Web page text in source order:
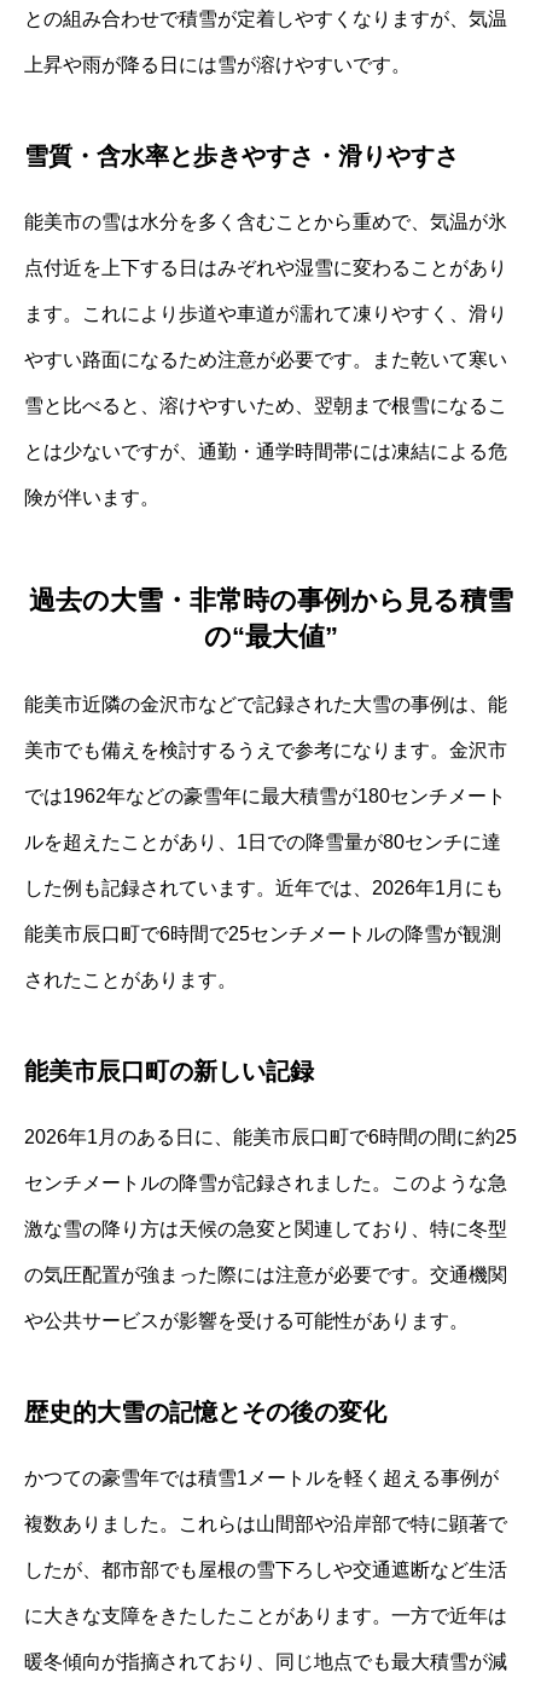
との組み合わせで積雪が定着しやすくなりますが、気温
上昇や雨が降る日には雪が溶けやすいです。
雪質・含水率と歩きやすさ・滑りやすさ
能美市の雪は水分を多く含むことから重めで、気温が氷
点付近を上下する日はみぞれや湿雪に変わることがあり
ます。これにより歩道や車道が濡れて凍りやすく、滑り
やすい路面になるため注意が必要です。また乾いて寒い
雪と比べると、溶けやすいため、翌朝まで根雪になるこ
とは少ないですが、通勤・通学時間帯には凍結による危
険が伴います。
過去の大雪・非常時の事例から見る積雪
の“最大値”
能美市近隣の金沢市などで記録された大雪の事例は、能
美市でも備えを検討するうえで参考になります。金沢市
では1962年などの豪雪年に最大積雪が180センチメート
ルを超えたことがあり、1日での降雪量が80センチに達
した例も記録されています。近年では、2026年1月にも
能美市辰口町で6時間で25センチメートルの降雪が観測
されたことがあります。
能美市辰口町の新しい記録
2026年1月のある日に、能美市辰口町で6時間の間に約25
センチメートルの降雪が記録されました。このような急
激な雪の降り方は天候の急変と関連しており、特に冬型
の気圧配置が強まった際には注意が必要です。交通機関
や公共サービスが影響を受ける可能性があります。
歴史的大雪の記憶とその後の変化
かつての豪雪年では積雪1メートルを軽く超える事例が
複数ありました。これらは山間部や沿岸部で特に顕著で
したが、都市部でも屋根の雪下ろしや交通遮断など生活
に大きな支障をきたしたことがあります。一方で近年は
暖冬傾向が指摘されており、同じ地点でも最大積雪が減